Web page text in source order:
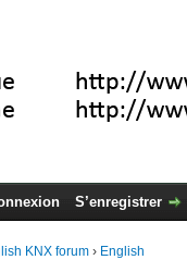
S’enregistrer
KNX forum › English